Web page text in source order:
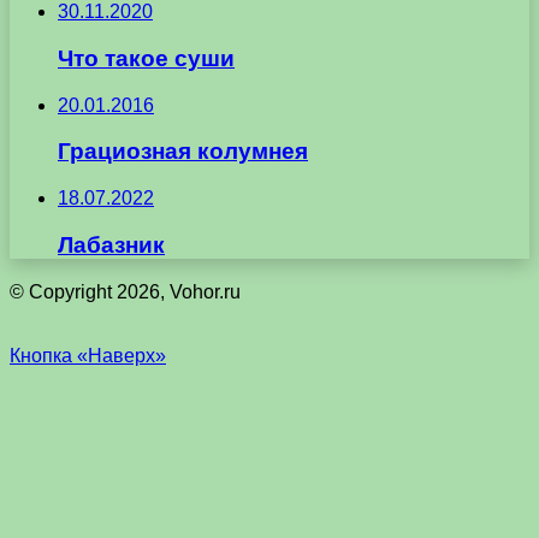
30.11.2020
Что такое суши
20.01.2016
Грациозная колумнея
18.07.2022
Лабазник
© Copyright 2026, Vohor.ru
Кнопка «Наверх»